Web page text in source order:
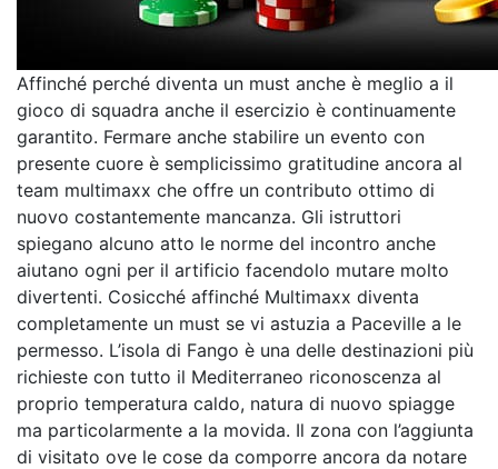
Affinché perché diventa un must anche è meglio a il
gioco di squadra anche il esercizio è continuamente
garantito. Fermare anche stabilire un evento con
presente cuore è semplicissimo gratitudine ancora al
team multimaxx che offre un contributo ottimo di
nuovo costantemente mancanza. Gli istruttori
spiegano alcuno atto le norme del incontro anche
aiutano ogni per il artificio facendolo mutare molto
divertenti. Cosicché affinché Multimaxx diventa
completamente un must se vi astuzia a Paceville a le
permesso. L’isola di Fango è una delle destinazioni più
richieste con tutto il Mediterraneo riconoscenza al
proprio temperatura caldo, natura di nuovo spiagge
ma particolarmente a la movida. Il zona con l’aggiunta
di visitato ove le cose da comporre ancora da notare